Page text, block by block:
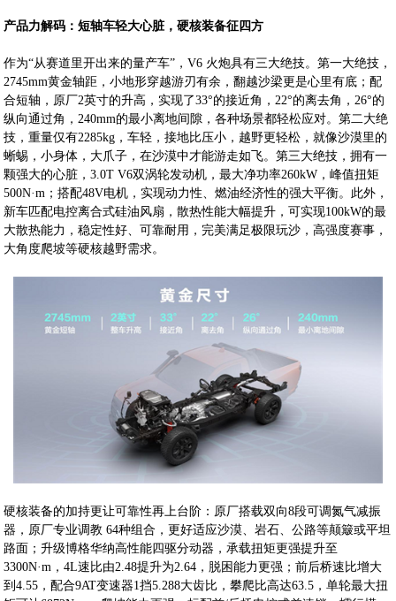
产品力解码：短轴车轻大心脏，硬核装备征四方
作为“从赛道里开出来的量产车”，V6 火炮具有三大绝技。第一大绝技，
2745mm黄金轴距，小地形穿越游刃有余，翻越沙梁更是心里有底；配
合短轴，原厂2英寸的升高，实现了33°的接近角，22°的离去角，26°的
纵向通过角，240mm的最小离地间隙，各种场景都轻松应对。第二大绝
技，重量仅有2285kg，车轻，接地比压小，越野更轻松，就像沙漠里的
蜥蜴，小身体，大爪子，在沙漠中才能游走如飞。第三大绝技，拥有一
颗强大的心脏，3.0T V6双涡轮发动机，最大净功率260kW，峰值扭矩
500N·m；搭配48V电机，实现动力性、燃油经济性的强大平衡。此外，
新车匹配电控离合式硅油风扇，散热性能大幅提升，可实现100kW的最
大散热能力，稳定性好、可靠耐用，完美满足极限玩沙，高强度赛事，
大角度爬坡等硬核越野需求。
硬核装备的加持更让可靠性再上台阶：原厂搭载双向8段可调氮气减振
器，原厂专业调教 64种组合，更好适应沙漠、岩石、公路等颠簸或平坦
路面；升级博格华纳高性能四驱分动器，承载扭矩更强提升至
3300N·m，4L速比由2.48提升为2.64，脱困能力更强；前后桥速比增大
到4.55，配合9AT变速器1挡5.288大齿比，攀爬比高达63.5，单轮最大扭